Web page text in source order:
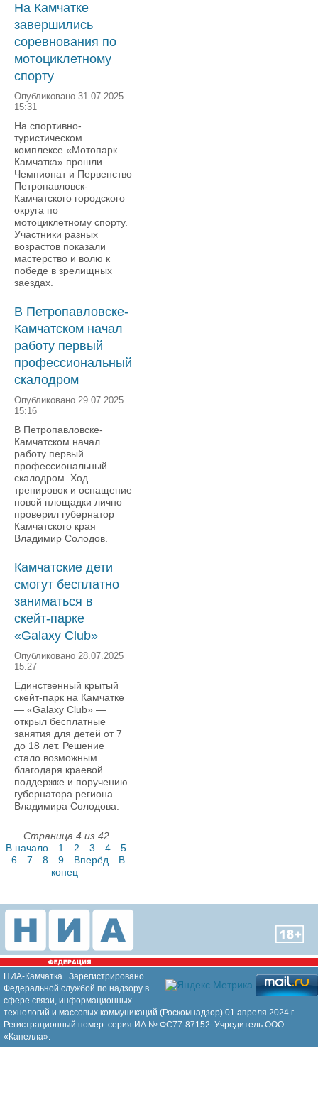
На Камчатке
завершились
соревнования по
мотоциклетному
спорту
Опубликовано 31.07.2025
15:31
На спортивно-
туристическом
комплексе «Мотопарк
Камчатка» прошли
Чемпионат и Первенство
Петропавловск-
Камчатского городского
округа по
мотоциклетному спорту.
Участники разных
возрастов показали
мастерство и волю к
победе в зрелищных
заездах.
В Петропавловске-
Камчатском начал
работу первый
профессиональный
скалодром
Опубликовано 29.07.2025
15:16
В Петропавловске-
Камчатском начал
работу первый
профессиональный
скалодром. Ход
тренировок и оснащение
новой площадки лично
проверил губернатор
Камчатского края
Владимир Солодов.
Камчатские дети
смогут бесплатно
заниматься в
скейт-парке
«Galaxy Club»
Опубликовано 28.07.2025
15:27
Единственный крытый
скейт-парк на Камчатке
— «Galaxy Club» —
открыл бесплатные
занятия для детей от 7
до 18 лет. Решение
стало возможным
благодаря краевой
поддержке и поручению
губернатора региона
Владимира Солодова.
Страница 4 из 42
В начало
1 2 3 4
5
6
7 8 9 Вперёд
В
конец
НИА-Камчатка. Зарегистрировано
Федеральной службой по надзору в
сфере связи, информационных
технологий и массовых коммуникаций (Роскомнадзор) 01 апреля 2024 г.
Регистрационный номер: серия ИА № ФС77-87152. Учредитель ООО
«Капелла».